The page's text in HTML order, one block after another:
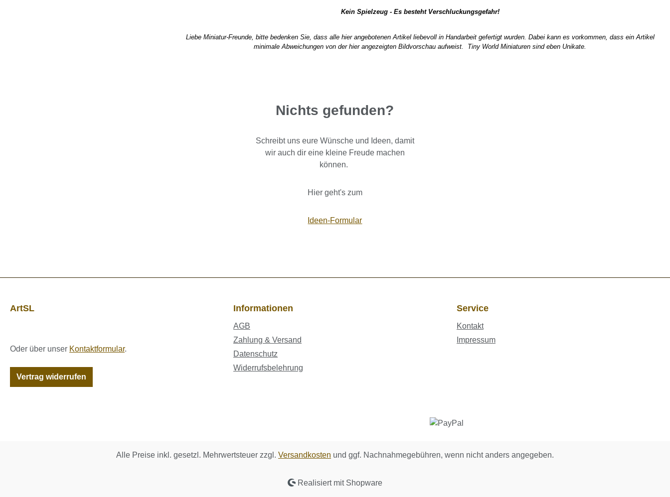
Kein Spielzeug - Es besteht Verschluckungsgefahr!
Liebe Miniatur-Freunde, bitte bedenken Sie, dass alle hier angebotenen Artikel liebevoll in Handarbeit gefertigt wurden. Dabei kann es vorkommen, dass ein Artikel
minimale Abweichungen von der hier angezeigten Bildvorschau aufweist. Tiny World Miniaturen sind eben Unikate.
Nichts gefunden?
Schreibt uns eure Wünsche und Ideen, damit
wir auch dir eine kleine Freude machen
können.
Hier geht's zum
Ideen-Formular
ArtSL
Oder über unser Kontaktformular.
Vertrag widerrufen
Informationen
AGB
Zahlung & Versand
Datenschutz
Widerrufsbelehrung
Service
Kontakt
Impressum
Alle Preise inkl. gesetzl. Mehrwertsteuer zzgl. Versandkosten und ggf. Nachnahmegebühren, wenn nicht anders angegeben.
Realisiert mit Shopware